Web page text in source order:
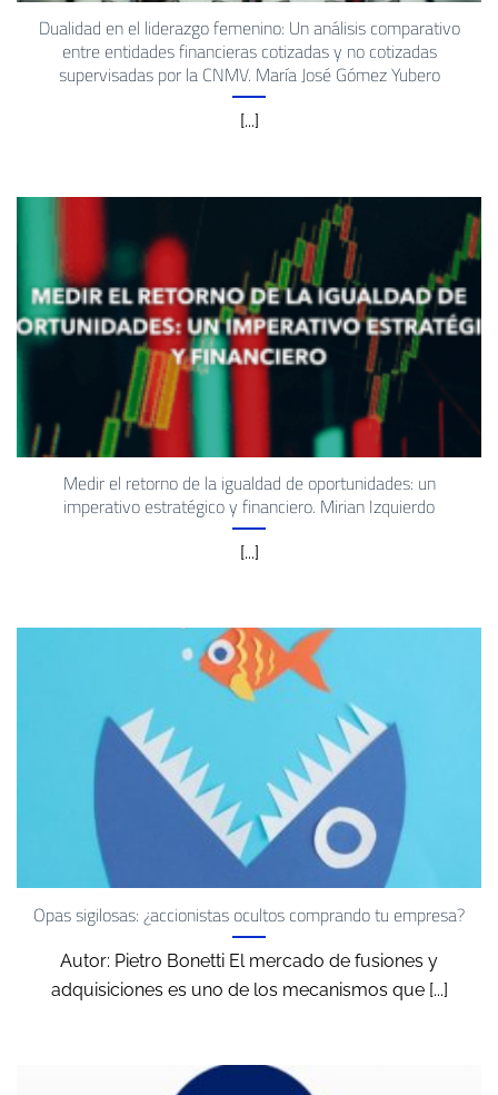
Dualidad en el liderazgo femenino: Un análisis comparativo
entre entidades financieras cotizadas y no cotizadas
supervisadas por la CNMV. María José Gómez Yubero
[...]
Medir el retorno de la igualdad de oportunidades: un
imperativo estratégico y financiero. Mirian Izquierdo
[...]
Opas sigilosas: ¿accionistas ocultos comprando tu empresa?
Autor: Pietro Bonetti El mercado de fusiones y
adquisiciones es uno de los mecanismos que [...]